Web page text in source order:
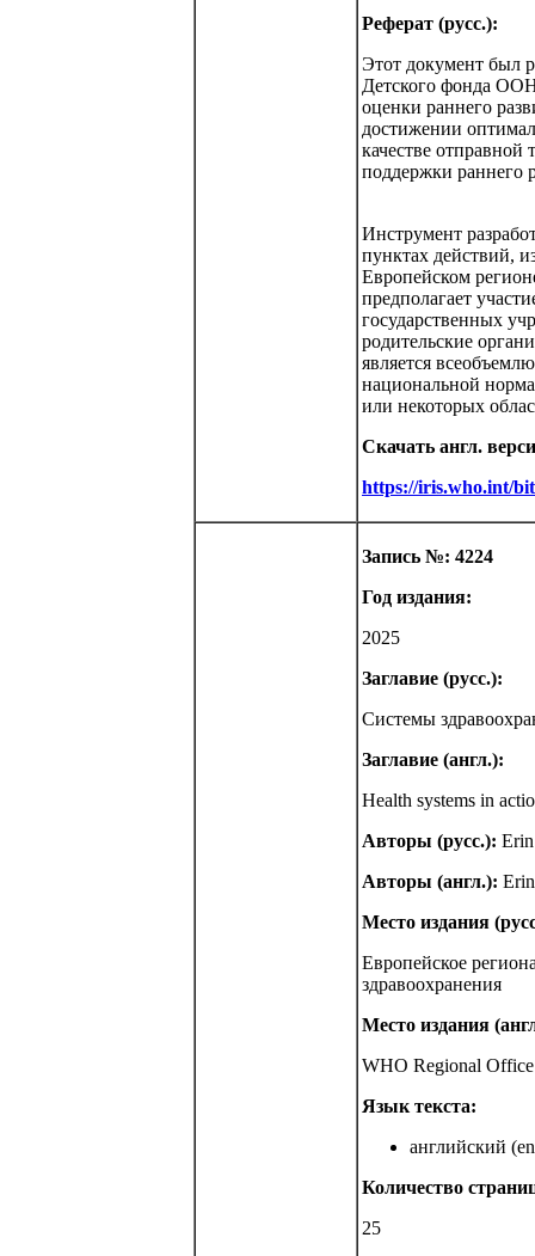
Реферат (русс.):
Этот документ был
Детского фонда
оценки раннего
достижении
качестве
поддержки раннего
Инструмент
пунктах действий,
Европейском
предполагает
государственных
родительские
является
национальной
или некоторых
Скачать англ.
https://iris.who.int/
Запись №: 4224
Год издания:
2025
Заглавие (русс.):
Системы
Заглавие (англ.):
Health systems in
Авторы (русс.):
Авторы (англ.):
Место издания
Европейское
здравоохранения
Место издания
WHO Regional Office
Язык текста:
английский
Количество
25